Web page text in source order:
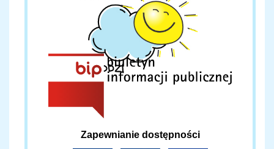
Zapewnianie dostępności